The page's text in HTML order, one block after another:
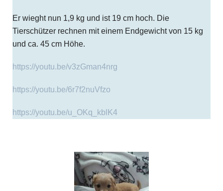
Er wieght nun 1,9 kg und ist 19 cm hoch. Die
Tierschützer rechnen mit einem Endgewicht von 15 kg
und ca. 45 cm Höhe.
https://youtu.be/v3zGman4nrg
https://youtu.be/6r7f2nuVfzo
https://youtu.be/u_OKq_kblK4